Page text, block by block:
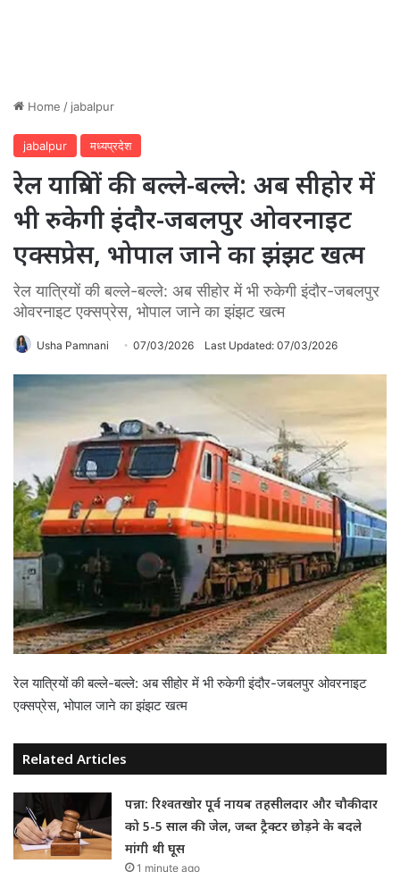
Home / jabalpur
jabalpur मध्यप्रदेश
रेल यात्रियों की बल्ले-बल्ले: अब सीहोर में
भी रुकेगी इंदौर-जबलपुर ओवरनाइट
एक्सप्रेस, भोपाल जाने का झंझट खत्म
रेल यात्रियों की बल्ले-बल्ले: अब सीहोर में भी रुकेगी इंदौर-जबलपुर
ओवरनाइट एक्सप्रेस, भोपाल जाने का झंझट खत्म
Usha Pamnani 07/03/2026 Last Updated: 07/03/2026
रेल यात्रियों की बल्ले-बल्ले: अब सीहोर में भी रुकेगी इंदौर-जबलपुर ओवरनाइट
एक्सप्रेस, भोपाल जाने का झंझट खत्म
Related Articles
पन्ना: रिश्वतखोर पूर्व नायब तहसीलदार और चौकीदार
को 5-5 साल की जेल, जब्त ट्रैक्टर छोड़ने के बदले
मांगी थी घूस
1 minute ago